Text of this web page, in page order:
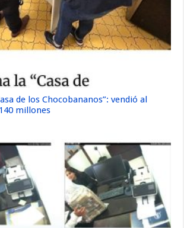
de los Chocobananos”: vendió al
millones